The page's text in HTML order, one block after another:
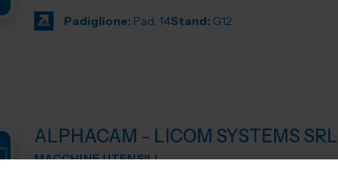
Padiglione: Pad. 14Stand: G12
ALPHACAM - LICOM SYSTEMS SRL
MACCHINE UTENSILI